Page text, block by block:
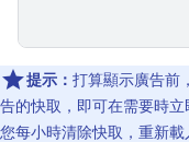
提示： 打算顯示廣告前
告的快取，即可在需要時
您每小時清除快取，重新載